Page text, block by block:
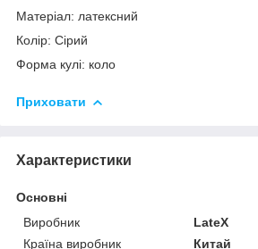
Матеріал: латексний
Колір: Сірий
Форма кулі: коло
Приховати
Характеристики
Основні
Виробник
LateX
Країна виробник
Китай